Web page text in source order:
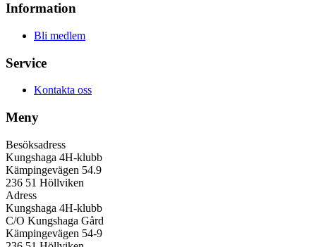
Information
Bli medlem
Service
Kontakta oss
Meny
Besöksadress
Kungshaga 4H-klubb
Kämpingevägen 54.9
236 51 Höllviken
Adress
Kungshaga 4H-klubb
C/O Kungshaga Gård
Kämpingevägen 54-9